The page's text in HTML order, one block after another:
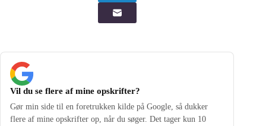
Vil du se flere af mine opskrifter?
Gør min side til en foretrukken kilde på Google, så dukker
flere af mine opskrifter op, når du søger. Det tager kun 10